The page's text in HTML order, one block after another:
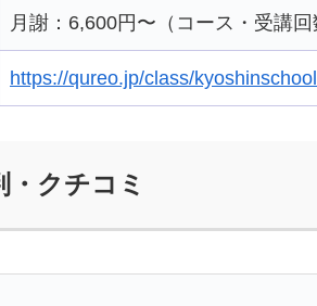
月謝：6,600円〜（コース・受講
https://qureo.jp/class/
・クチコミ